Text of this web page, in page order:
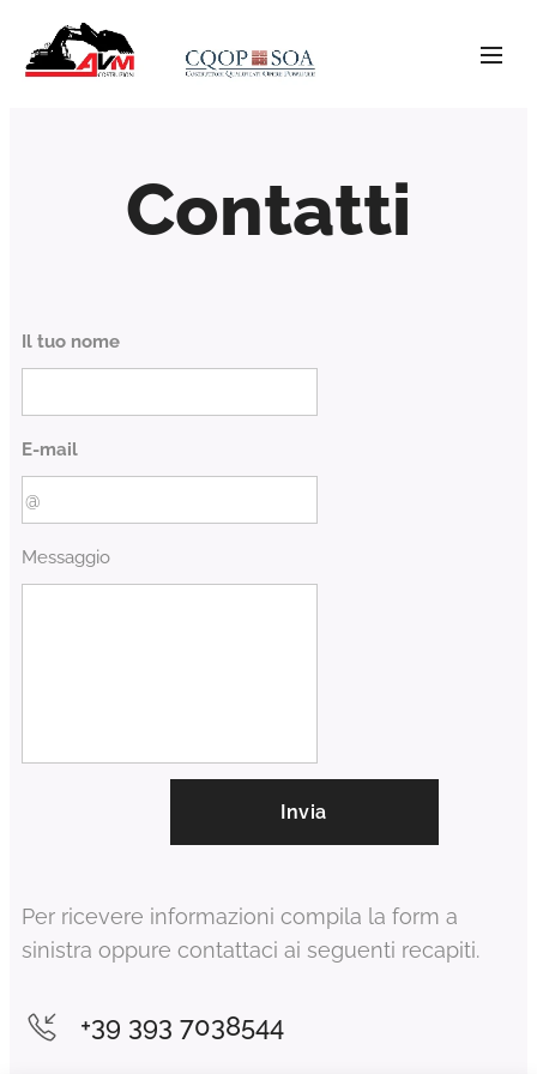
Contatti
Il tuo nome
E-mail
Messaggio
Invia
Per ricevere informazioni compila la form a
sinistra oppure contattaci ai seguenti recapiti.
+39 393 7038544